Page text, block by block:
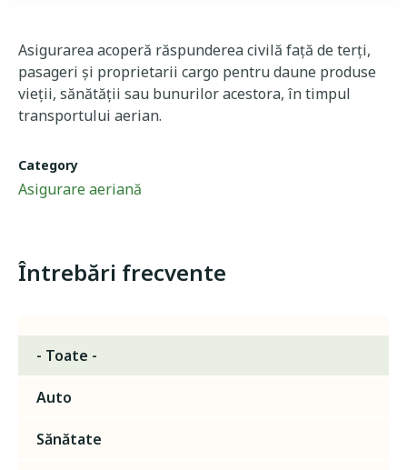
Asigurarea acoperă răspunderea civilă față de terți,
pasageri și proprietarii cargo pentru daune produse
vieții, sănătății sau bunurilor acestora, în timpul
transportului aerian.
Category
Asigurare aeriană
Întrebări frecvente
- Toate -
Auto
Sănătate